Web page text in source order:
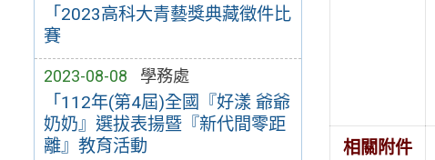
「2023高科大青藝獎典藏徵件比
賽
2023-08-08 學務處
「112年(第4屆)全國『好漾 爺爺
奶奶』選拔表揚暨『新代間零距
離』教育活動
相關附件